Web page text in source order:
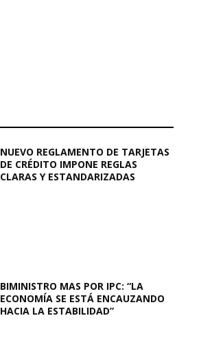
NUEVO REGLAMENTO DE TARJETAS
DE CRÉDITO IMPONE REGLAS
CLARAS Y ESTANDARIZADAS
BIMINISTRO MAS POR IPC: “LA
ECONOMÍA SE ESTÁ ENCAUZANDO
HACIA LA ESTABILIDAD”